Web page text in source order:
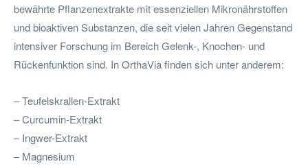
bewährte Pflanzenextrakte mit essenziellen Mikronährstoffen
und bioaktiven Substanzen, die seit vielen Jahren Gegenstand
intensiver Forschung im Bereich Gelenk-, Knochen- und
Rückenfunktion sind. In OrthaVia finden sich unter anderem:
– Teufelskrallen-Extrakt
– Curcumin-Extrakt
– Ingwer-Extrakt
– Magnesium